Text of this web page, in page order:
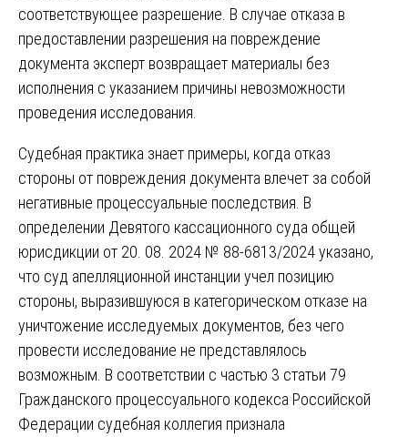
соответствующее разрешение. В случае отказа в
предоставлении разрешения на повреждение
документа эксперт возвращает материалы без
исполнения с указанием причины невозможности
проведения исследования.
Судебная практика знает примеры, когда отказ
стороны от повреждения документа влечет за собой
негативные процессуальные последствия. В
определении Девятого кассационного суда общей
юрисдикции от 20. 08. 2024 № 88-6813/2024 указано,
что суд апелляционной инстанции учел позицию
стороны, выразившуюся в категорическом отказе на
уничтожение исследуемых документов, без чего
провести исследование не представлялось
возможным. В соответствии с частью 3 статьи 79
Гражданского процессуального кодекса Российской
Федерации судебная коллегия признала